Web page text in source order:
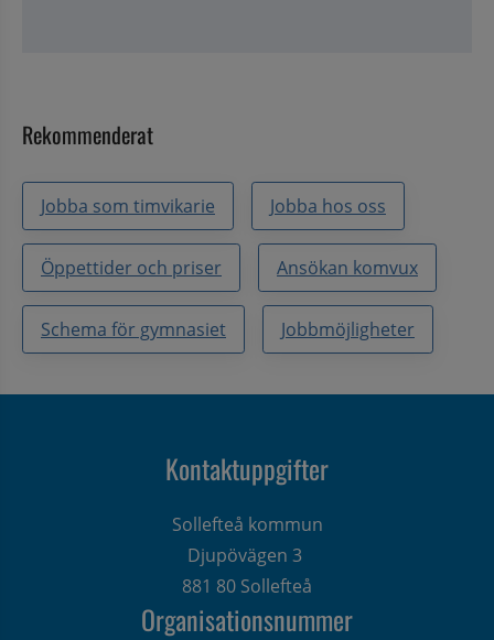
Rekommenderat
Jobba som timvikarie Jobba hos oss
Öppettider och priser Ansökan komvux
Schema för gymnasiet Jobbmöjligheter
Kontaktuppgifter
Sollefteå kommun
Djupövägen 3
881 80 Sollefteå
Organisationsnummer